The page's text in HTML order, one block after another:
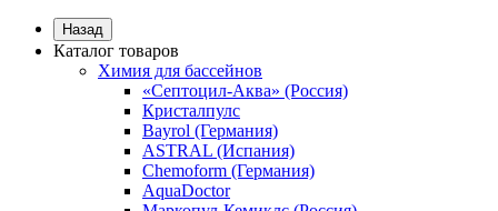
Назад
Каталог товаров
Химия для бассейнов
«Септоцил-Аква» (Россия)
Кристалпулс
Bayrol (Германия)
ASTRAL (Испания)
Chemoform (Германия)
AquaDoctor